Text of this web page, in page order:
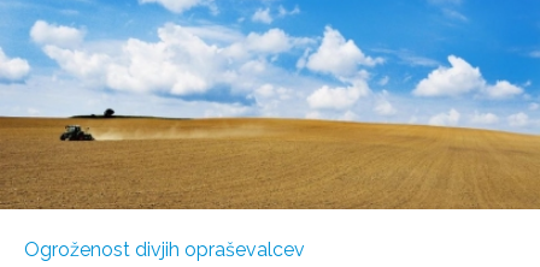
Ogroženost divjih opraševalcev